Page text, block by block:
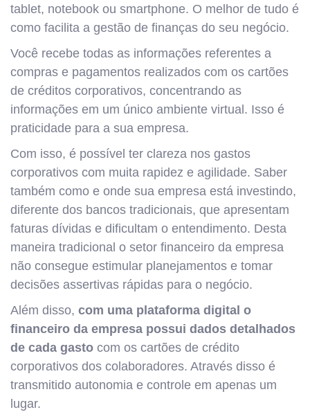
tablet, notebook ou smartphone. O melhor de tudo é
como facilita a gestão de finanças do seu negócio.
Você recebe todas as informações referentes a
compras e pagamentos realizados com os cartões
de créditos corporativos, concentrando as
informações em um único ambiente virtual. Isso é
praticidade para a sua empresa.
Com isso, é possível ter clareza nos gastos
corporativos com muita rapidez e agilidade. Saber
também como e onde sua empresa está investindo,
diferente dos bancos tradicionais, que apresentam
faturas dívidas e dificultam o entendimento. Desta
maneira tradicional o setor financeiro da empresa
não consegue estimular planejamentos e tomar
decisões assertivas rápidas para o negócio.
Além disso, com uma plataforma digital o
financeiro da empresa possui dados detalhados
de cada gasto com os cartões de crédito
corporativos dos colaboradores. Através disso é
transmitido autonomia e controle em apenas um
lugar.